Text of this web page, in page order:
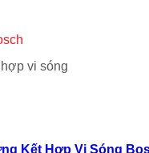
vi sóng
Kết Hợp Vi Sóng